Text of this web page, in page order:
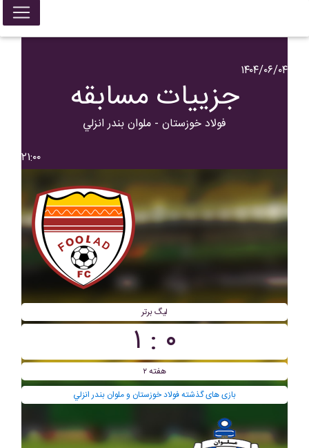
۱۴۰۴/۰۶/۰۴
جزییات مسابقه
فولاد خوزستان - ملوان بندر انزلي
۲۱:۰۰
لیگ برتر
۰ : ۱
هفته ۲
بازی های گذشته فولاد خوزستان و ملوان بندر انزلي